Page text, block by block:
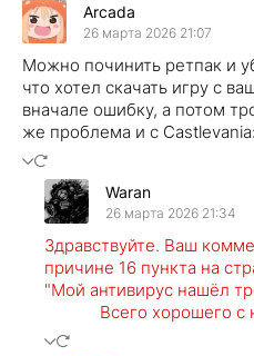
Arcada
26 марта 2026 21:07
Можно починить ретпак и
что хотел скачать игру с
вначале ошибку, а потом
же проблема и с
Waran
26 марта 2026 21:34
Здравствуйте. Ваш
причине 16 пункта на
"Мой антивирус нашёл
Всего хорошего